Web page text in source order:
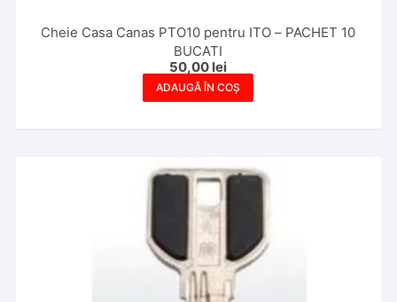
Cheie Casa Canas PTO10 pentru ITO – PACHET 10
BUCATI
50,00 lei
ADAUGĂ ÎN COȘ